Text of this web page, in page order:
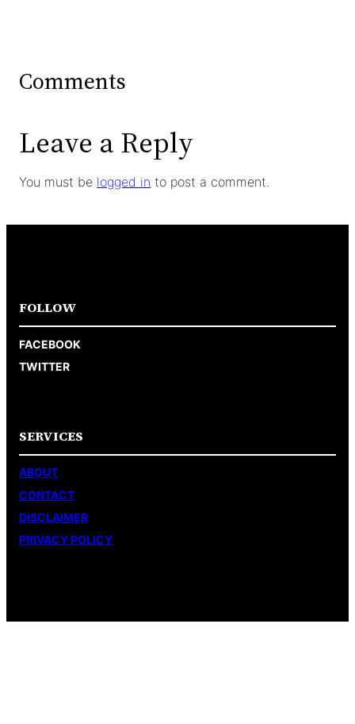
Comments
Leave a Reply
You must be logged in to post a comment.
FOLLOW
FACEBOOK
TWITTER
SERVICES
ABOUT
CONTACT
DISCLAIMER
PRIVACY POLICY